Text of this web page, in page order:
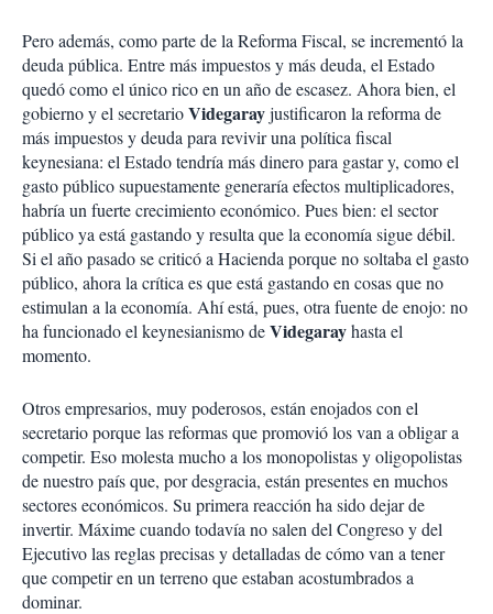
Pero además, como parte de la Reforma Fiscal, se incrementó la
deuda pública. Entre más impuestos y más deuda, el Estado
quedó como el único rico en un año de escasez. Ahora bien, el
gobierno y el secretarioVidegarayjustificaron la reforma de
más impuestos y deuda para revivir una política fiscal
keynesiana: el Estado tendría más dinero para gastar y, como el
gasto público supuestamente generaría efectos multiplicadores,
habría un fuerte crecimiento económico. Pues bien: el sector
público ya está gastando y resulta que la economía sigue débil.
Si el año pasado se criticó a Hacienda porque no soltaba el gasto
público, ahora la crítica es que está gastando en cosas que no
estimulan a la economía. Ahí está, pues, otra fuente de enojo: no
ha funcionado el keynesianismo deVidegarayhasta el
momento.
Otros empresarios, muy poderosos, están enojados con el
secretario porque las reformas que promovió los van a obligar a
competir. Eso molesta mucho a los monopolistas y oligopolistas
de nuestro país que, por desgracia, están presentes en muchos
sectores económicos. Su primera reacción ha sido dejar de
invertir. Máxime cuando todavía no salen del Congreso y del
Ejecutivo las reglas precisas y detalladas de cómo van a tener
que competir en un terreno que estaban acostumbrados a
dominar.